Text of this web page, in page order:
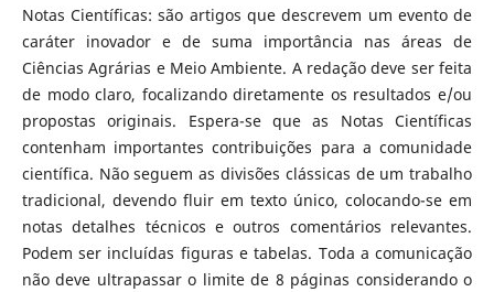
Notas Científicas: são artigos que descrevem um evento de
caráter inovador e de suma importância nas áreas de
Ciências Agrárias e Meio Ambiente. A redação deve ser feita
de modo claro, focalizando diretamente os resultados e/ou
propostas originais. Espera-se que as Notas Científicas
contenham importantes contribuições para a comunidade
científica. Não seguem as divisões clássicas de um trabalho
tradicional, devendo fluir em texto único, colocando-se em
notas detalhes técnicos e outros comentários relevantes.
Podem ser incluídas figuras e tabelas. Toda a comunicação
não deve ultrapassar o limite de 8 páginas considerando o